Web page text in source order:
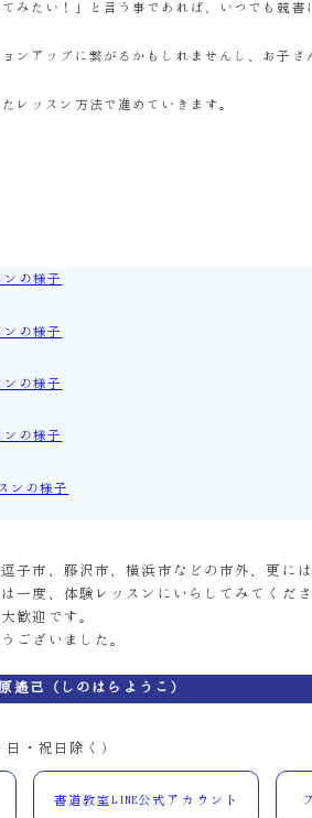
みたい！」と言う事であれば、いつでも競書
ンアップに繋がるかもしれませんし、お子
レッスン方法で進めていきます。
ンの様子
ンの様子
ンの様子
ンの様子
ンの様子
子市、藤沢市、横浜市などの市外、更に
一度、体験レッスンにいらしてみてくださ
歓迎です。
ございました。
遙己（しのはらようこ）
日・祝日除く）
書道教室LINE公式アカウント